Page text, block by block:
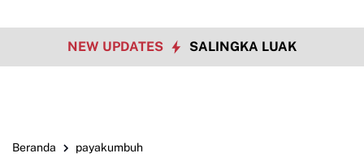
NEW UPDATES SALINGKA LUAK
Beranda payakumbuh